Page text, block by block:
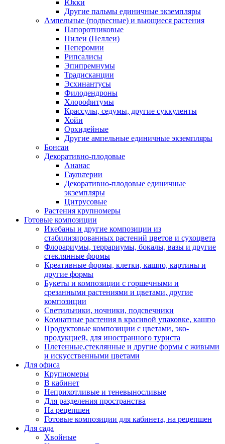
Юкки
Другие пальмы единичные экземпляры
Ампельные (подвесные) и вьющиеся растения
Папоротниковые
Пилеи (Пеллеи)
Пеперомии
Рипсалисы
Эпипремнумы
Традисканции
Эсхинантусы
Филодендроны
Хлорофитумы
Крассулы, седумы, другие суккуленты
Хойи
Орхидейные
Другие ампельные единичные экземпляры
Бонсаи
Декоративно-плодовые
Ананас
Гаультерии
Декоративно-плодовые единичные
экземпляры
Цитрусовые
Растения крупномеры
Готовые композиции
Икебаны и другие композиции из
стабилизированных растений цветов и сухоцвета
Флорариумы, террариумы, бокалы, вазы и другие
стеклянные формы
Креативные формы, клетки, кашпо, картины и
другие формы
Букеты и композиции с горшечными и
срезанными растениями и цветами, другие
композиции
Светильники, ночники, подсвечники
Комнатные растения в красивой упаковке, кашпо
Продуктовые композиции с цветами, эко-
продукцией, для иностранного туриста
Плетенные,стеклянные и другие формы с живыми
и искусственными цветами
Для офиса
Крупномеры
В кабинет
Неприхотливые и теневыносливые
Для разделения пространства
На рецепшен
Готовые композиции для кабинета, на рецепшен
Для сада
Хвойные